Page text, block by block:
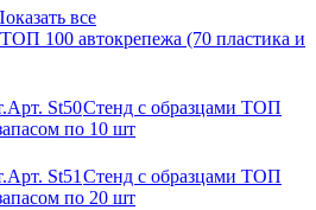
все
100 автокрепежа (70 пластика и
Арт. St50Стенд с образцами ТОП
по 10 шт
Арт. St51 Стенд с образцами ТОП
по 20 шт